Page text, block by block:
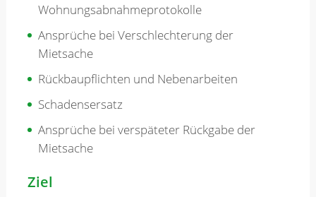
Wohnungsabnahmeprotokolle
Ansprüche bei Verschlechterung der
Mietsache
Rückbaupflichten und Nebenarbeiten
Schadensersatz
Ansprüche bei verspäteter Rückgabe der
Mietsache
Ziel